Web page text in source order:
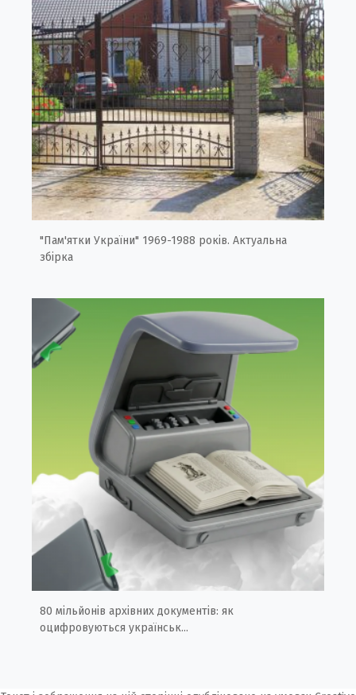
"Пам'ятки України" 1969-1988 років. Актуальна
збірка
80 мільйонів архівних документів: як
оцифровуються українськ...